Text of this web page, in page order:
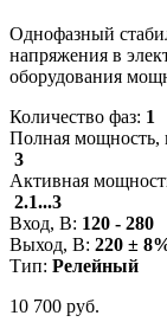
Однофазный
напряжения в
оборудования
Количество фаз: 1
Полная мощность,
3
Активная
2.1...3
Вход, В: 120 - 280
Выход, В: 220 ±
Тип: Релейный
10 700 руб.